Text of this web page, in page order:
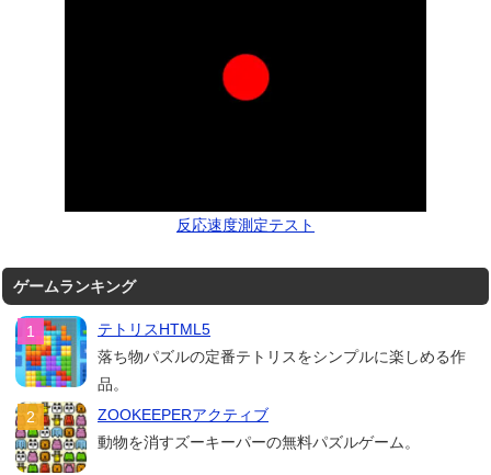
反応速度測定テスト
ゲームランキング
テトリスHTML5
落ち物パズルの定番テトリスをシンプルに楽しめる作
品。
ZOOKEEPERアクティブ
動物を消すズーキーパーの無料パズルゲーム。